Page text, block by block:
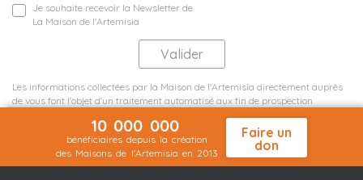
Je souhaite recevoir la Newsletter de
La Maison de l'Artemisia
Les informations collectées par la Maison de l'Artemisia directement auprès
de vous font l'objet d'un traitement automatisé aux fin de prospection
10 000 000
bénéficiaires depuis la création
des Maisons de l'Artemisia en 2013
Faire un
don